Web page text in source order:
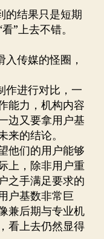
结果只是短期
”上去不错。
传媒的怪圈，
进行对比，一
能力，机构内容
边又要拿用户基
的结论。
们的用户能够
上，除非用户重
之手满足要求的
户基数非常巨
兼后期与专业机
看上去仍然显得